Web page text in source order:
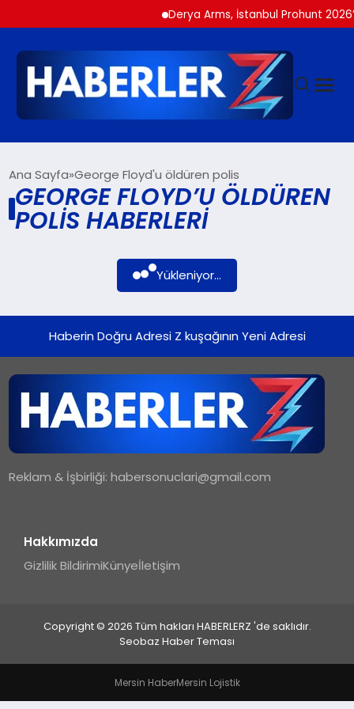
Derya Arms, İstanbul Prohunt
SIYASET
SPOR
TEKNOLOJI
Ana Sayfa George Floyd'u öldüren polis
GEORGE FLOYD’U ÖLDÜREN
POLIS HABERLERI
Yükleniyor...
Haberin Doğru Adresi Z kuşağının Yeni Adresi
Reklam & İşbirliği:habersonuclari@gmail.com
Hakkımızda
Gizlilik BildirimiKünyeİletişim
Copyright © 2026 Tüm hakları HABERLERZ 'de saklıdır.
Seobaz Haber Teması
Mersin HaberMersin Lojistik